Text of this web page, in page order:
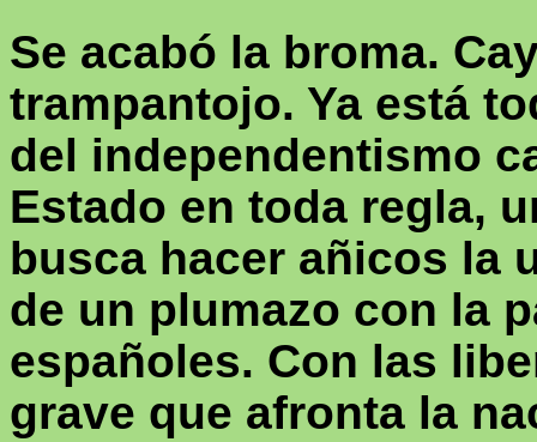
Se acabó la broma.
trampantojo. Ya está
del independentismo
Estado en toda regla,
busca hacer añicos la
de un plumazo con la
españoles. Con las
grave que afronta la